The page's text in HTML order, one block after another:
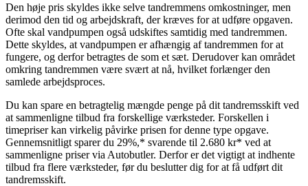
Den høje pris skyldes ikke selve tandremmens omkostninger, men
derimod den tid og arbejdskraft, der kræves for at udføre opgaven.
Ofte skal vandpumpen også udskiftes samtidig med tandremmen.
Dette skyldes, at vandpumpen er afhængig af tandremmen for at
fungere, og derfor betragtes de som et sæt. Derudover kan området
omkring tandremmen være svært at nå, hvilket forlænger den
samlede arbejdsproces.
Du kan spare en betragtelig mængde penge på dit tandremsskift ved
at sammenligne tilbud fra forskellige værksteder. Forskellen i
timepriser kan virkelig påvirke prisen for denne type opgave.
Gennemsnitligt sparer du 29%,* svarende til 2.680 kr* ved at
sammenligne priser via Autobutler. Derfor er det vigtigt at indhente
tilbud fra flere værksteder, før du beslutter dig for at få udført dit
tandremsskift.